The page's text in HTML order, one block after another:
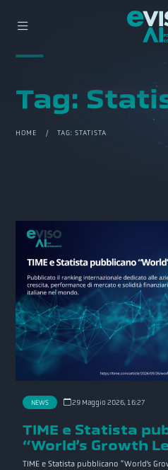
Tag:
HOME / TAG: STATISTA
NEWS 29 Maggio 2026, 16:27
TIME e Statista
“World’s Growth
TIME e Statista pubblicano “World’s